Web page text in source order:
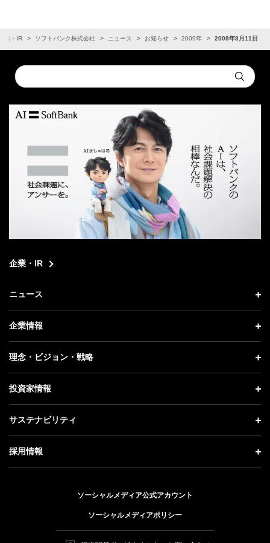
業・IR ソフトバンク株式会社 ニュース お知らせ 2009年 2009年8月11日
Conduct
a
Submit
企業・IR
ニュース
ニュース トップ
プレスリリース
更新情報
記者説明会
企業情報
企業情報 トップ
社長メッセージ
事業紹介
ガバナンス
理念・ビジョン・戦略
理念・ビジョン・戦略 トップ
成長戦略「Activate AI for Society」
人材戦略
投資家情報
投資家情報 トップ
経営方針
個人投資家の皆さまへ
株式と社債について
サステナビリティ
サステナビリティ トップ
トップメッセージ
ESG方針・体制
採用情報
ソーシャルメディア公式アカウント
ソーシャルメディアポリシー